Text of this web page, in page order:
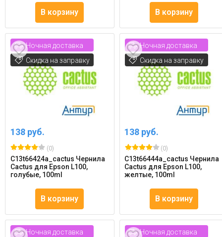
В корзину В корзину
Ночная доставка
Скидка на заправку
138 руб.
(0)
C13t66424a_cactus Чернила
Cactus для Epson L100,
голубые, 100ml
В корзину
Ночная доставка
Скидка на заправку
138 руб.
(0)
C13t66444a_cactus Чернила
Cactus для Epson L100,
желтые, 100ml
В корзину
Ночная доставка
Ночная доставка